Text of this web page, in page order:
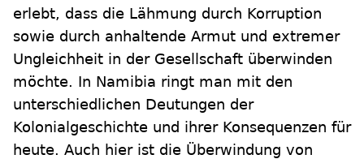
erlebt, dass die Lähmung durch Korruption
sowie durch anhaltende Armut und extremer
Ungleichheit in der Gesellschaft überwinden
möchte. In Namibia ringt man mit den
unterschiedlichen Deutungen der
Kolonialgeschichte und ihrer Konsequenzen für
heute. Auch hier ist die Überwindung von